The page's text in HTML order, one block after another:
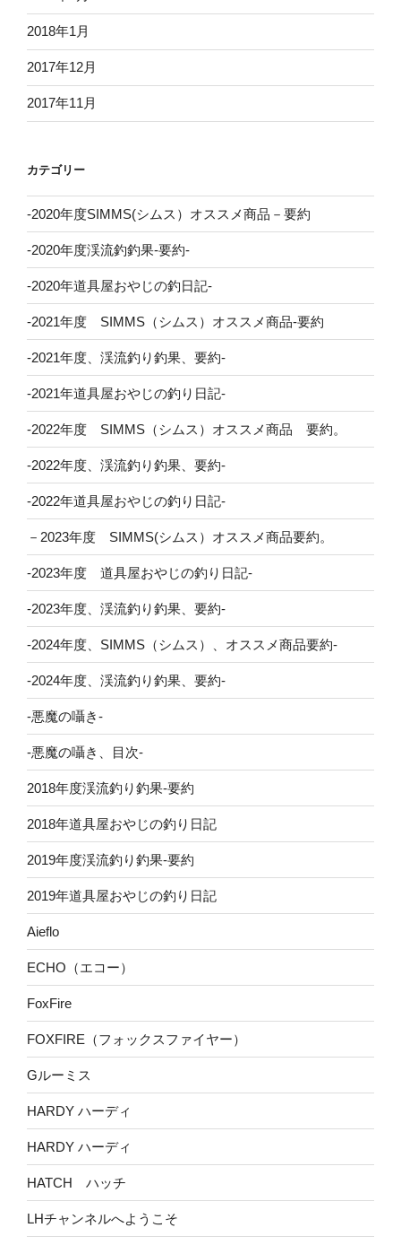
2018年1月
2017年12月
2017年11月
カテゴリー
-2020年度SIMMS(シムス）オススメ商品－要約
-2020年度渓流釣釣果-要約-
-2020年道具屋おやじの釣日記-
-2021年度 SIMMS（シムス）オススメ商品-要約
-2021年度、渓流釣り釣果、要約-
-2021年道具屋おやじの釣り日記-
-2022年度 SIMMS（シムス）オススメ商品 要約。
-2022年度、渓流釣り釣果、要約-
-2022年道具屋おやじの釣り日記-
－2023年度 SIMMS(シムス）オススメ商品要約。
-2023年度 道具屋おやじの釣り日記-
-2023年度、渓流釣り釣果、要約-
-2024年度、SIMMS（シムス）、オススメ商品要約-
-2024年度、渓流釣り釣果、要約-
-悪魔の囁き-
-悪魔の囁き、目次-
2018年度渓流釣り釣果-要約
2018年道具屋おやじの釣り日記
2019年度渓流釣り釣果-要約
2019年道具屋おやじの釣り日記
Aieflo
ECHO（エコー）
FoxFire
FOXFIRE（フォックスファイヤー）
Gルーミス
HARDY ハーディ
HARDY ハーディ
HATCH ハッチ
LHチャンネルへようこそ